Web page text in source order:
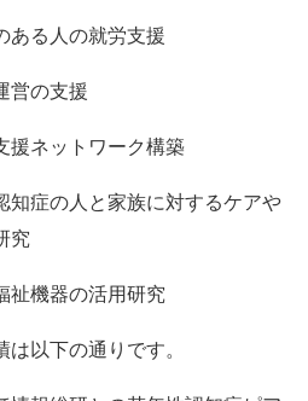
ある人の就労支援
営の支援
援ネットワーク構築
症の人と家族に対するケアや
究
祉機器の活用研究
以下の通りです。